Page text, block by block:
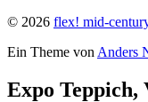
© 2026 flex! mid-
Ein Theme von Anders
Expo Teppich,